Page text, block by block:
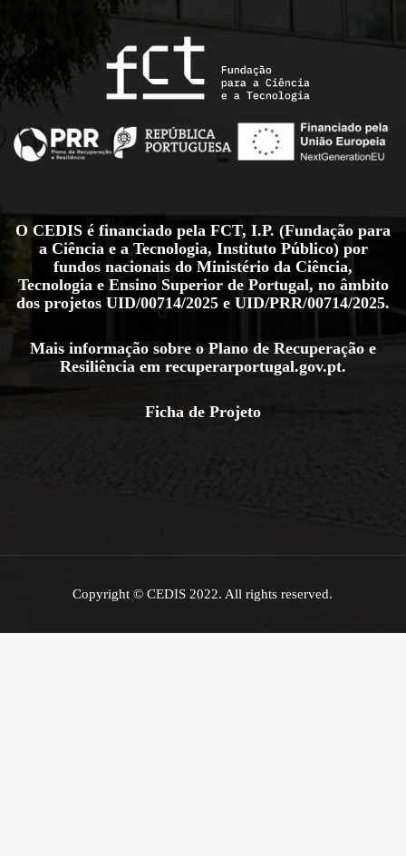
O CEDIS é financiado pela FCT, I.P. (Fundação para
a Ciência e a Tecnologia, Instituto Público) por
fundos nacionais do Ministério da Ciência,
Tecnologia e Ensino Superior de Portugal, no âmbito
dos projetos UID/00714/2025 e UID/PRR/00714/2025.
Mais informação sobre o Plano de Recuperação e
Resiliência em recuperarportugal.gov.pt.
Ficha de Projeto
Copyright © CEDIS 2022. All rights reserved.